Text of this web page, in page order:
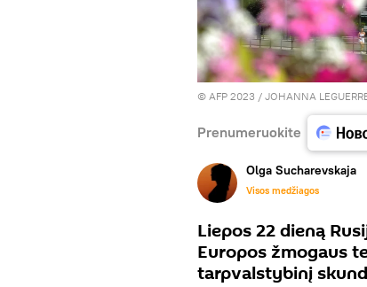
© AFP 2023 / JOHANNA
Prenumeruokite
Olga Sucharevskaja
Visos medžiagos
Liepos 22 dieną
Europos žmogaus
tarpvalstybinį